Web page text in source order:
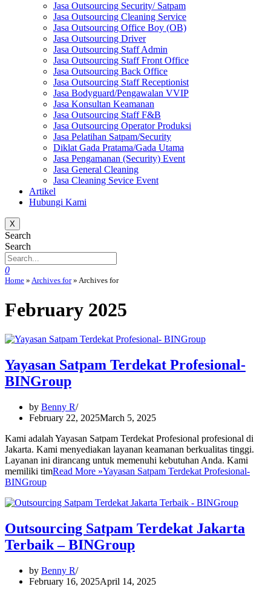
Jasa Outsourcing Security/ Satpam
Jasa Outsourcing Cleaning Service
Jasa Outsourcing Office Boy (OB)
Jasa Outsourcing Driver
Jasa Outsourcing Staff Admin
Jasa Outsourcing Staff Front Office
Jasa Outsourcing Back Office
Jasa Outsourcing Staff Receptionist
Jasa Bodyguard/Pengawalan VVIP
Jasa Konsultan Keamanan
Jasa Outsourcing Staff F&B
Jasa Outsourcing Operator Produksi
Jasa Pelatihan Satpam/Security
Diklat Gada Pratama/Gada Utama
Jasa Pengamanan (Security) Event
Jasa General Cleaning
Jasa Cleaning Sevice Event
Artikel
Hubungi Kami
X
Search
Search
0
Home » Archives for» Archives for
February 2025
Yayasan Satpam Terdekat Profesional-
BINGroup
by Benny R
February 22, 2025March 5, 2025
Kami adalah Yayasan Satpam Terdekat Profesional profesional di
Jakarta. Kami menyediakan layanan keamanan berkualitas tinggi.
Layanan ini dirancang untuk memenuhi kebutuhan Anda. Kami
memiliki timRead More »Yayasan Satpam Terdekat Profesional-
BINGroup
Outsourcing Satpam Terdekat Jakarta
Terbaik – BINGroup
by Benny R
February 16, 2025April 14, 2025